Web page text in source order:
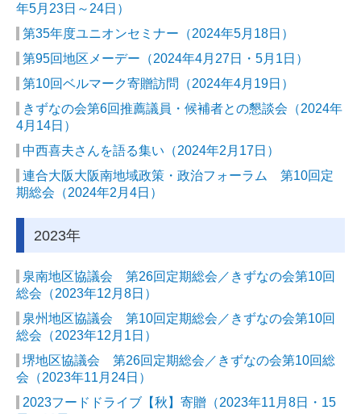
年5月23日～24日）
第35年度ユニオンセミナー （2024年5月18日）
第95回地区メーデー（2024年4月27日・5月1日）
第10回ベルマーク寄贈訪問（2024年4月19日）
きずなの会第6回推薦議員・候補者との懇談会（2024年
4月14日）
中西喜夫さんを語る集い（2024年2月17日）
連合大阪大阪南地域政策・政治フォーラム 第10回定
期総会（2024年2月4日）
2023年
泉南地区協議会 第26回定期総会／きずなの会第10回
総会 （2023年12月8日）
泉州地区協議会 第10回定期総会／きずなの会第10回
総会 （2023年12月1日）
堺地区協議会 第26回定期総会／きずなの会第10回総
会 （2023年11月24日）
2023フードドライブ【秋】寄贈 （2023年11月8日・15